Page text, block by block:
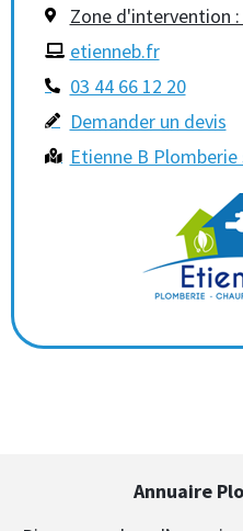
Zone d'intervention :
etienneb.fr
03 44 66 12 20
Demander un devis
Etienne B
Annuaire